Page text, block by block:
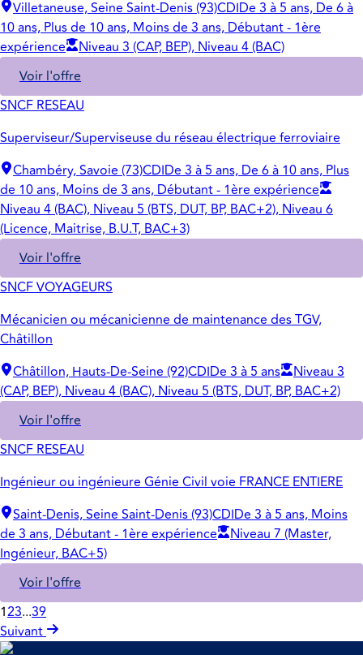
Villetaneuse, Seine Saint-Denis (93)CDIDe 3 à 5 ans, De 6 à
10 ans, Plus de 10 ans, Moins de 3 ans, Débutant - 1ère
expérience
Niveau 3 (CAP, BEP), Niveau 4 (BAC)
Voir l'offre
SNCF RESEAU
Superviseur/Superviseuse du réseau électrique ferroviaire
Chambéry, Savoie (73)CDIDe 3 à 5 ans, De 6 à 10 ans, Plus
de 10 ans, Moins de 3 ans, Débutant - 1ère expérience
Niveau 4 (BAC), Niveau 5 (BTS, DUT, BP, BAC+2), Niveau 6
(Licence, Maitrise, B.U.T, BAC+3)
Voir l'offre
SNCF VOYAGEURS
Mécanicien ou mécanicienne de maintenance des TGV,
Châtillon
Châtillon, Hauts-De-Seine (92)CDIDe 3 à 5 ans
Niveau 3
(CAP, BEP), Niveau 4 (BAC), Niveau 5 (BTS, DUT, BP, BAC+2)
Voir l'offre
SNCF RESEAU
Ingénieur ou ingénieure Génie Civil voie FRANCE ENTIERE
Saint-Denis, Seine Saint-Denis (93)CDIDe 3 à 5 ans, Moins
de 3 ans, Débutant - 1ère expérience
Niveau 7 (Master,
Ingénieur, BAC+5)
Voir l'offre
123...39
Suivant